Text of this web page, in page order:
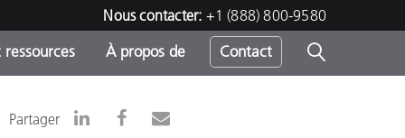
Nous contacter: +1 (888) 800-9580
À propos de Contact
Partager